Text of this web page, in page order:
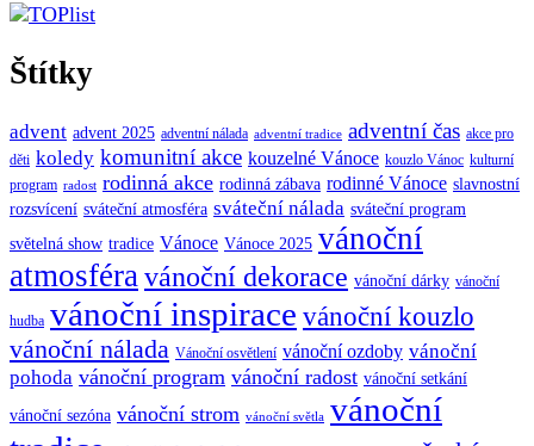
Štítky
advent advent 2025 adventní nálada adventní tradice adventní čas akce pro
děti koledy komunitní akce kouzelné Vánoce kouzlo Vánoc kulturní
program radost rodinná akce rodinná zábava rodinné Vánoce slavnostní
rozsvícení sváteční atmosféra sváteční nálada sváteční program
světelná show tradice Vánoce Vánoce 2025 vánoční
atmosféravánoční dekorace vánoční dárky vánoční
hudba vánoční inspirace vánoční kouzlo
vánoční nálada Vánoční osvětlení vánoční ozdoby vánoční
pohoda vánoční program vánoční radost vánoční setkání
vánoční sezóna vánoční strom vánoční světla vánoční